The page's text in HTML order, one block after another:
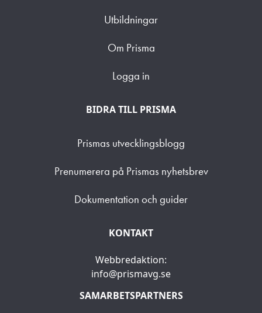
Utbildningar
Om Prisma
Logga in
BIDRA TILL PRISMA
Prismas utvecklingsblogg
Prenumerera på Prismas nyhetsbrev
Dokumentation och guider
KONTAKT
Webbredaktion:
info@prismavg.se
SAMARBETSPARTNERS